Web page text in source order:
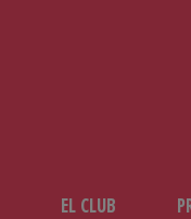
EL CLUB